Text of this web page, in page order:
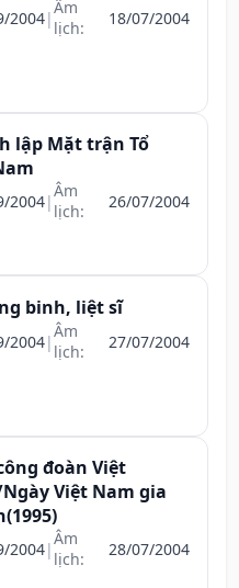
2004|Âm
lịch:
18/07/2004
lập Mặt trận Tổ
2004|Âm
lịch:
26/07/2004
binh, liệt sĩ
2004|Âm
lịch:
27/07/2004
đoàn Việt
Việt Nam gia
2004|Âm
lịch:
28/07/2004